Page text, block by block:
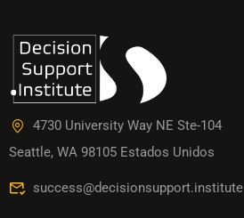
4730 University Way NE Ste-104
Seattle, WA 98105 Estados Unidos
success@decisionsupport.institute